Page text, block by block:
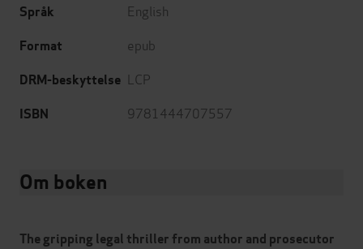
Språk English
Format epub
DRM-beskyttelse LCP
ISBN 9781444707557
Om boken
The gripping legal thriller from author and prosecutor